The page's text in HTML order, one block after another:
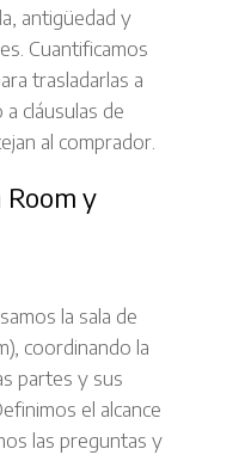
antigüedad y
Cuantificamos
trasladarlas a
cláusulas de
al comprador.
y
la sala de
coordinando la
partes y sus
el alcance
las preguntas y